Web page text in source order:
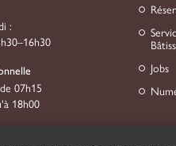
:
07h15
18h00
Jobs